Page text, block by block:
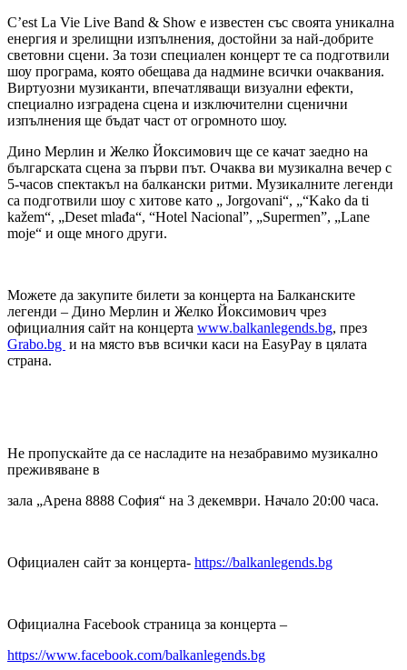
C’est La Vie Live Band & Show е известен със своята уникална
енергия и зрелищни изпълнения, достойни за най-добрите
световни сцени. За този специален концерт те са подготвили
шоу програма, която обещава да надмине всички очаквания.
Виртуозни музиканти, впечатляващи визуални ефекти,
специално изградена сцена и изключителни сценични
изпълнения ще бъдат част от огромното шоу.
Дино Мерлин и Желко Йоксимович ще се качат заедно на
българската сцена за първи път. Очаква ви музикална вечер с
5-часов спектакъл на балкански ритми. Музикалните легенди
са подготвили шоу с хитове като „ Jorgovani“, „“Kako da ti
kažem“, „Deset mlađa“, “Hotel Nacional”, „Supermen”, „Lane
moje“ и още много други.
Можете да закупите билети за концерта на Балканските
легенди – Дино Мерлин и Желко Йоксимович чрез
официалния сайт на концерта www.balkanlegends.bg, през
Grabo.bg и на място във всички каси на EasyPay в цялата
страна.
Не пропускайте да се насладите на незабравимо музикално
преживяване в
зала „Арена 8888 София“ на 3 декември. Начало 20:00 часа.
Официален сайт за концерта- https://balkanlegends.bg
Официална Facebook страница за концерта –
https://www.facebook.com/balkanlegends.bg